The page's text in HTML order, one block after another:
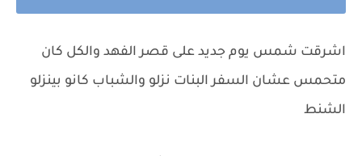
اشرقت شمس يوم جديد على قصر الفهد والكل كان
متحمس عشان السفر البنات نزلو والشباب كانو بينزلو
الشنط